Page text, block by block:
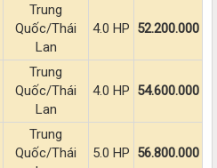
Trung
Quốc/Thái
Lan​
4.0 HP​ 52.200.000
Trung
Quốc/Thái
Lan​
4.0 HP​ 54.600.000
Trung
Quốc/Thái
5.0 HP​ 56.800.000